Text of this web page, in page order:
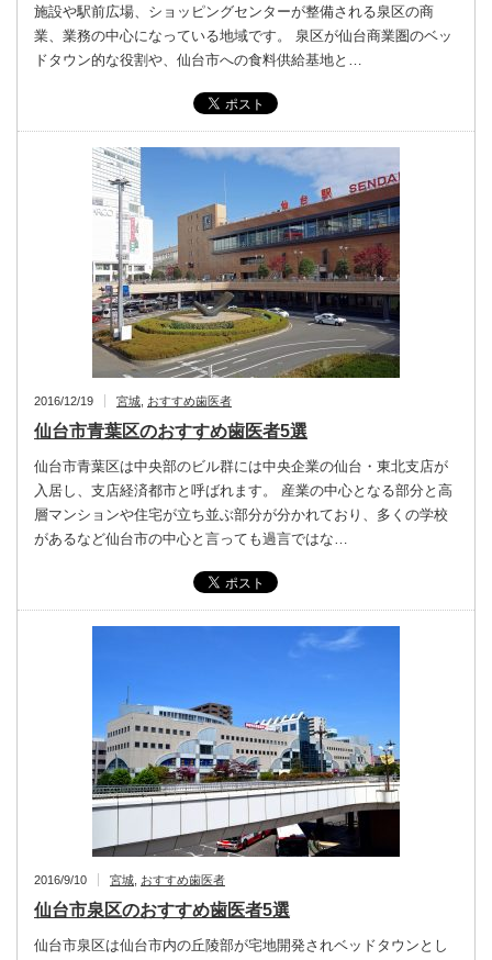
施設や駅前広場、ショッピングセンターが整備される泉区の商
業、業務の中心になっている地域です。 泉区が仙台商業圏のベッ
ドタウン的な役割や、仙台市への食料供給基地と…
2016/12/19 宮城 おすすめ歯医者
仙台市青葉区のおすすめ歯医者5選
仙台市青葉区は中央部のビル群には中央企業の仙台・東北支店が
入居し、支店経済都市と呼ばれます。 産業の中心となる部分と高
層マンションや住宅が立ち並ぶ部分が分かれており、多くの学校
があるなど仙台市の中心と言っても過言ではな…
2016/9/10 宮城 おすすめ歯医者
仙台市泉区のおすすめ歯医者5選
仙台市泉区は仙台市内の丘陵部が宅地開発されベッドタウンとし